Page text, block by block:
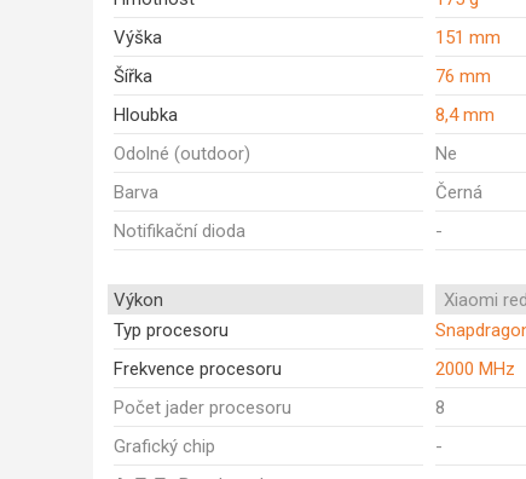
Výška
151 mm
Šířka
76 mm
Hloubka
8,4 mm
Odolné (outdoor)
Ne
Barva
Černá
Notifikační dioda
-
Výkon Xiaomi
Typ procesoru
Frekvence procesoru
2000 MHz
Počet jader procesoru
8
Grafický chip
-